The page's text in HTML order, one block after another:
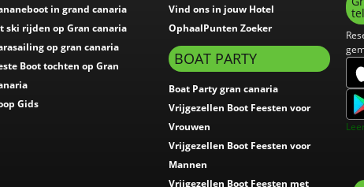
in grand canaria
ski rijden op Gran canaria
op gran canaria
Boot tochten op Gran
Gids
Vind ons in jouw Hotel
OphaalPunten Zoeker
BOAT PARTY
Boat Party gran canaria
Vrijgezellen Boot Feesten voor
Vrouwen
Vrijgezellen Boot Feesten voor
Mannen
Vrijgezellen Boot Feesten met